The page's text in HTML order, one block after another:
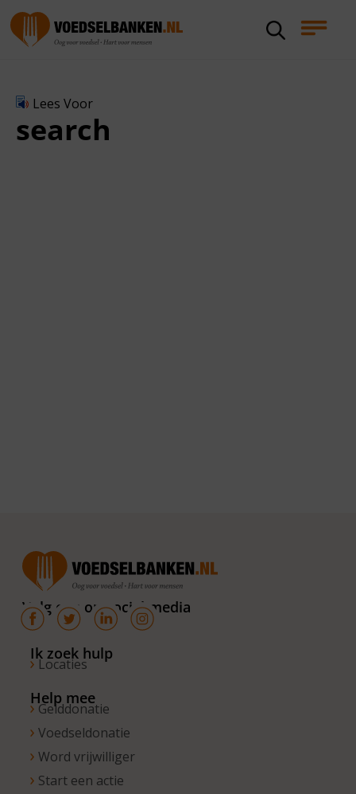
Lees Voor
search
Volg ons op social media
Ik zoek hulp
Locaties
Help mee
Gelddonatie
Voedseldonatie
Word vrijwilliger
Start een actie